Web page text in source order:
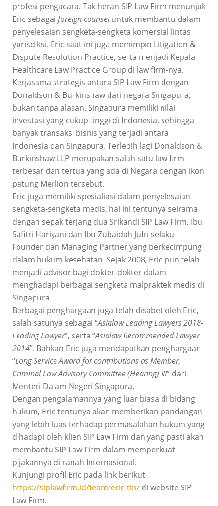
profesi pengacara. Tak heran SIP Law Firm menunjuk
Eric sebagai foreign counseluntuk membantu dalam
penyelesaian sengketa-sengketa komersial lintas
yurisdiksi. Eric saat ini juga memimpin Litigation &
Dispute Resolution Practice, serta menjadi Kepala
Healthcare Law Practice Group di law firm-nya.
Kerjasama strategis antara SIP Law Firm dengan
Donaldson & Burkinshaw dari negara Singapura,
bukan tanpa alasan. Singapura memiliki nilai
investasi yang cukup tinggi di Indonesia, sehingga
banyak transaksi bisnis yang terjadi antara
Indonesia dan Singapura. Terlebih lagi Donaldson &
Burkinshaw LLP merupakan salah satu law firm
terbesar dan tertua yang ada di Negara dengan ikon
patung Merlion tersebut.
Eric juga memiliki spesialiasi dalam penyelesaian
sengketa-sengketa medis, hal ini tentunya seirama
dengan sepak terjang dua Srikandi SIP Law Firm, Ibu
Safitri Hariyani dan Ibu Zubaidah Jufri selaku
Founder dan Managing Partner yang berkecimpung
dalam hukum kesehatan. Sejak 2008, Eric pun telah
menjadi advisor bagi dokter-dokter dalam
menghadapi berbagai sengketa malpraktek medis di
Singapura.
Berbagai penghargaan juga telah disabet oleh Eric,
salah satunya sebagai “Asialaw Leading Lawyers 2018-
Leading Lawyer”, serta “Asialaw Recommended Lawyer
2014”. Bahkan Eric juga mendapatkan penghargaan
“Long Service Award for contributions as Member,
Criminal Law Advisory Committee (Hearing) III” dari
Menteri Dalam Negeri Singapura.
Dengan pengalamannya yang luar biasa di bidang
hukum, Eric tentunya akan memberikan pandangan
yang lebih luas terhadap permasalahan hukum yang
dihadapi oleh klien SIP Law Firm dan yang pasti akan
membantu SIP Law Firm dalam memperkuat
pijakannya di ranah Internasional.
Kunjungi profil Eric pada link berikut
https://siplawfirm.id/team/eric-tin/di website SIP
Law Firm.